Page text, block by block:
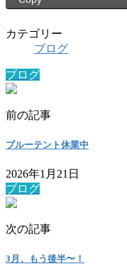
カテゴリー
ブログ
ブログ
前の記事
ブルーテント休業中
2026年1月21日
ブログ
次の記事
3月、もう後半〜！